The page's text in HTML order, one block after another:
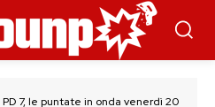
7, le puntate in onda venerdì 20